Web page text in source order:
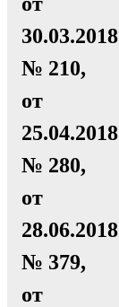
30.03.2018
№ 210,
от
25.04.2018
№ 280,
от
28.06.2018
№ 379,
от